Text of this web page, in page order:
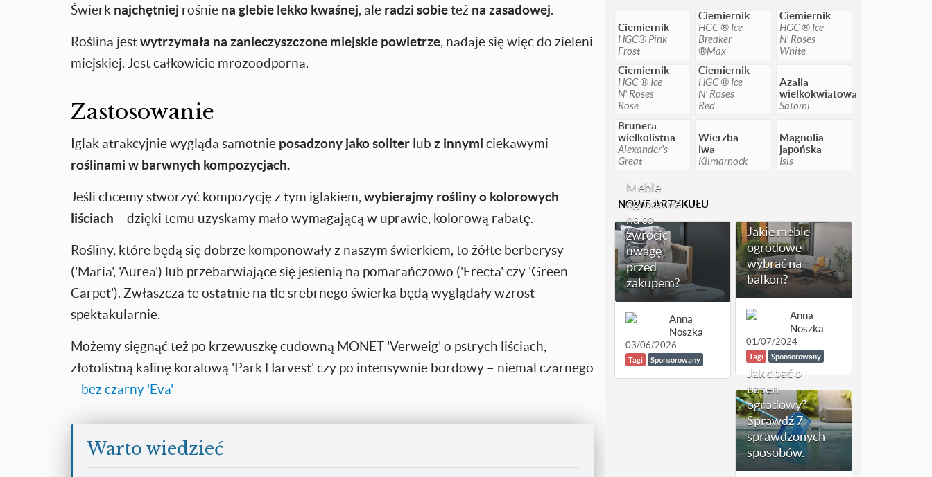
Świerk najchętniej rośnie na glebie lekko kwaśnej, ale radzi sobieteż na zasadowej.
Roślina jestwytrzymała na zanieczyszczone miejskie powietrze, nadaje się więc do zieleni
miejskiej. Jest całkowicie mrozoodporna.
Zastosowanie
Iglak atrakcyjnie wygląda samotnie posadzony jako soliter lub z innymi ciekawymi
roślinami w barwnych kompozycjach.
Jeśli chcemy stworzyć kompozycję z tym iglakiem, wybierajmy rośliny o kolorowych
liściach – dzięki temu uzyskamy mało wymagającą w uprawie, kolorową rabatę.
Rośliny, które będą się dobrze komponowały z naszym świerkiem, to żółte berberysy
('Maria', 'Aurea') lub przebarwiające się jesienią na pomarańczowo ('Erecta' czy 'Green
Carpet'). Zwłaszcza te ostatnie na tle srebrnego świerka będą wyglądały wzrost
spektakularnie.
Możemy sięgnąć też po krzewuszkę cudowną MONET 'Verweig' o pstrych liściach,
złotolistną kalinę koralową 'Park Harvest' czy po intensywnie bordowy – niemal czarnego
– bez czarny 'Eva'
Warto wiedzieć
Ciemiernik
HGC® Pink
Frost
Ciemiernik
HGC ® Ice
Breaker
®Max
Ciemiernik
HGC ® Ice
N' Roses
White
Ciemiernik
HGC ® Ice
N' Roses
Rose
Ciemiernik
HGC ® Ice
N' Roses
Red
Azalia
wielkokwiatowa
Satomi
Brunera
wielkolistna
Alexander's
Great
Wierzba
iwa
Kilmarnock
Magnolia
japońska
Isis
NOWE ARTYKUŁU
Meble
ogrodowe -
na co
zwrócić
uwagę
przed
zakupem?
Anna
Noszka
03/06/2026
Tagi Sponsorowany
Jakie meble
ogrodowe
wybrać na
balkon?
Anna
Noszka
01/07/2024
Tagi Sponsorowany
Jak dbać o
basen
ogrodowy?
Sprawdź 7
sprawdzonych
sposobów.